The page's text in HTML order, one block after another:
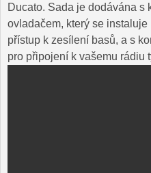
Ducato. Sada je dodávána s
ovladačem, který se
přístup k zesílení basů, a s
pro připojení k vašemu rádiu